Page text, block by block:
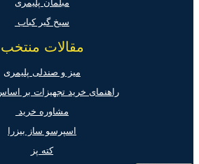
مبلمان پلیمری
سیخ گیر کباب
مقالات منتخب
میز و صندلی پلیمری
راهنمای خرید تجهیزات بر
مشاوره خرید
اسپرسو ساز بیزرا
کته پز